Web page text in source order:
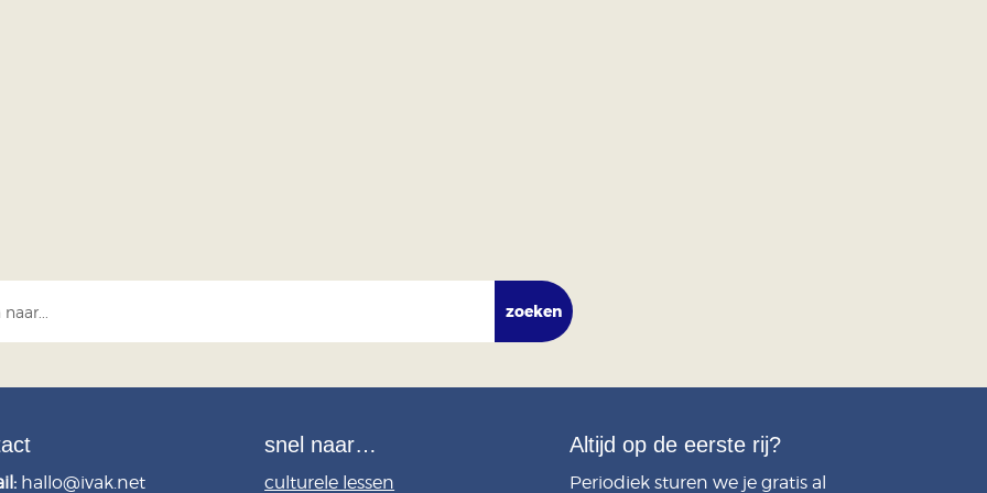
hallo@ivak.net
snel naar…
culturele lessen
Altijd op de eerste rij?
Periodiek sturen we je gratis al